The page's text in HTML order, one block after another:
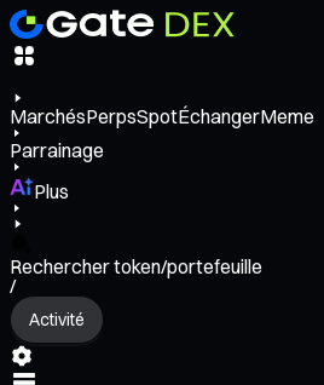
MarchésPerpsSpotÉchangerMeme
Parrainage
Plus
Rechercher token/portefeuille
/
Activité